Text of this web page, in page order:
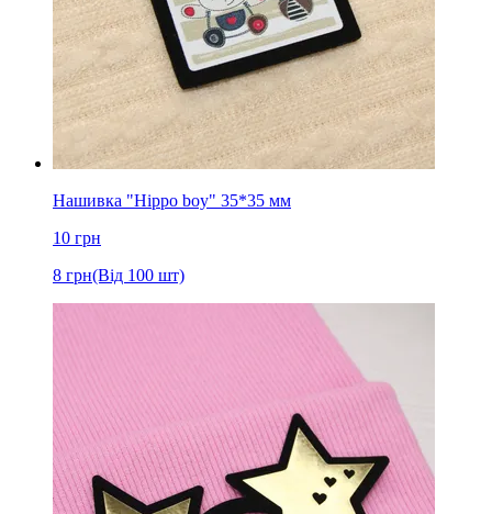
Нашивка "Hippo boy" 35*35 мм
10 грн
8 грн(Від 100 шт)